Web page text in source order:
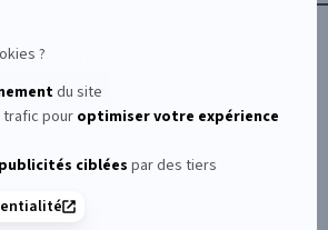
?
du site
trafic pouroptimiservotre expérience
publicités ciblées par des tiers
2026
à destination des instituts et spas.